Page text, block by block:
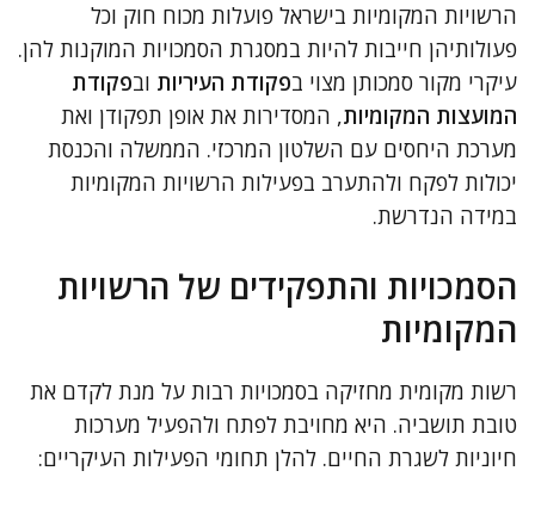
הרשויות המקומיות בישראל פועלות מכוח חוק וכל
פעולותיהן חייבות להיות במסגרת הסמכויות המוקנות להן.
עיקרי מקור סמכותן מצוי בפקודת העיריות ובפקודת
המועצות המקומיות, המסדירות את אופן תפקודן ואת
מערכת היחסים עם השלטון המרכזי. הממשלה והכנסת
יכולות לפקח ולהתערב בפעילות הרשויות המקומיות
במידה הנדרשת.
הסמכויות והתפקידים של הרשויות
המקומיות
רשות מקומית מחזיקה בסמכויות רבות על מנת לקדם את
טובת תושביה. היא מחויבת לפתח ולהפעיל מערכות
חיוניות לשגרת החיים. להלן תחומי הפעילות העיקריים: